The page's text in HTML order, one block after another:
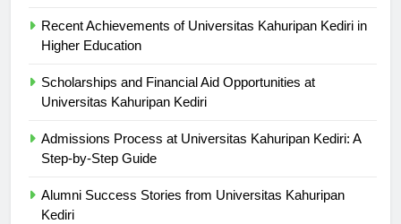
Recent Achievements of Universitas Kahuripan Kediri in
Higher Education
Scholarships and Financial Aid Opportunities at
Universitas Kahuripan Kediri
Admissions Process at Universitas Kahuripan Kediri: A
Step-by-Step Guide
Alumni Success Stories from Universitas Kahuripan
Kediri